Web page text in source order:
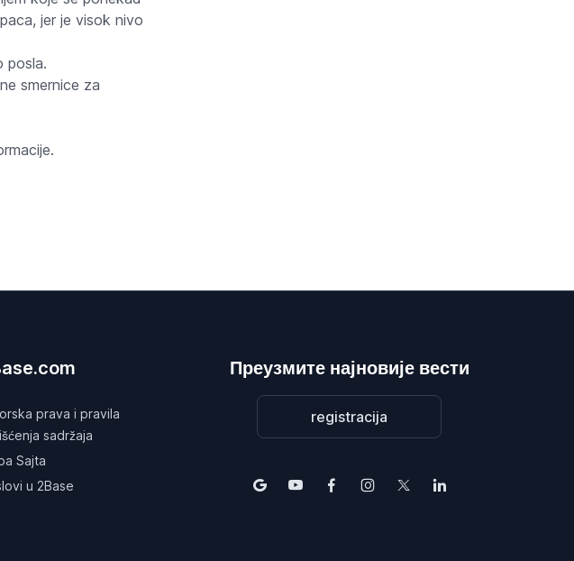
jer je visok nivo
posla.
smernice za
prava i pravila
sadržaja
Sajta
u 2Base
Преузмите најновије вести
registracija